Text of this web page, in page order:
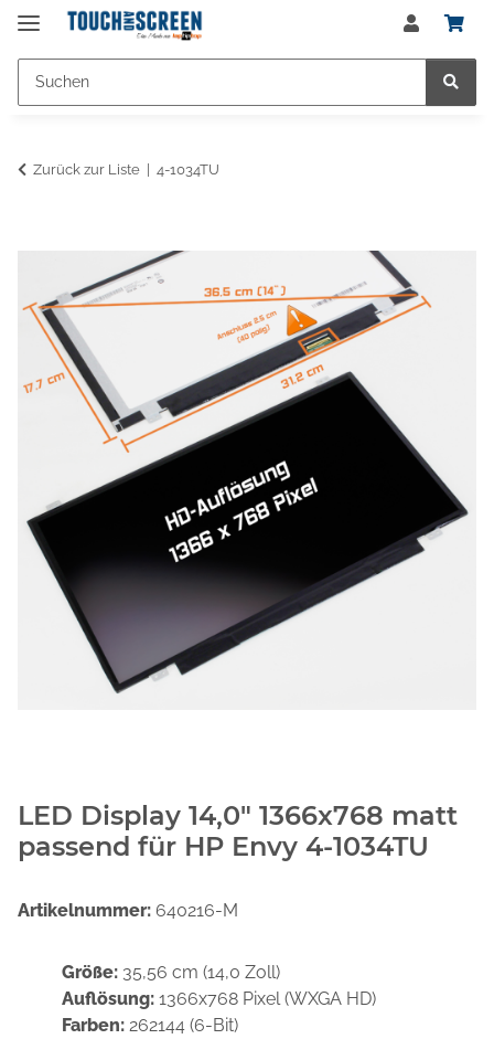
Zurück zur Liste 4-1034TU
LED Display 14,0" 1366x768 matt
passend für HP Envy 4-1034TU
Artikelnummer: 640216-M
Größe: 35,56 cm (14,0 Zoll)
Auflösung: 1366x768 Pixel (WXGA HD)
Farben: 262144 (6-Bit)